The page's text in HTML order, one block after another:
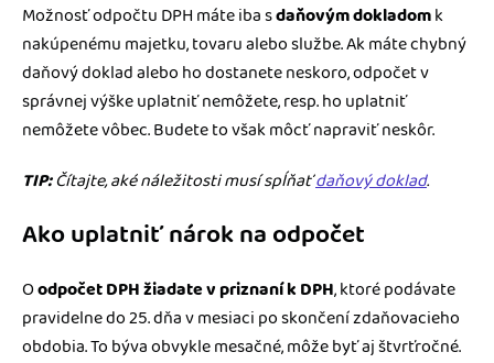
Možnosť odpočtu DPH máte iba sdaňovým dokladomk
nakúpenému majetku, tovaru alebo službe. Ak máte chybný
daňový doklad alebo ho dostanete neskoro, odpočet v
správnej výške uplatniť nemôžete, resp. ho uplatniť
nemôžete vôbec. Budete to však môcť napraviť neskôr.
TIP:Čítajte, aké náležitosti musí spĺňaťdaňový doklad.
Ako uplatniť nárok na odpočet
Oodpočet DPH žiadate v priznaní k DPH, ktoré podávate
pravidelne do 25. dňa v mesiaci po skončení zdaňovacieho
obdobia. To býva obvykle mesačné, môže byť aj štvrťročné.